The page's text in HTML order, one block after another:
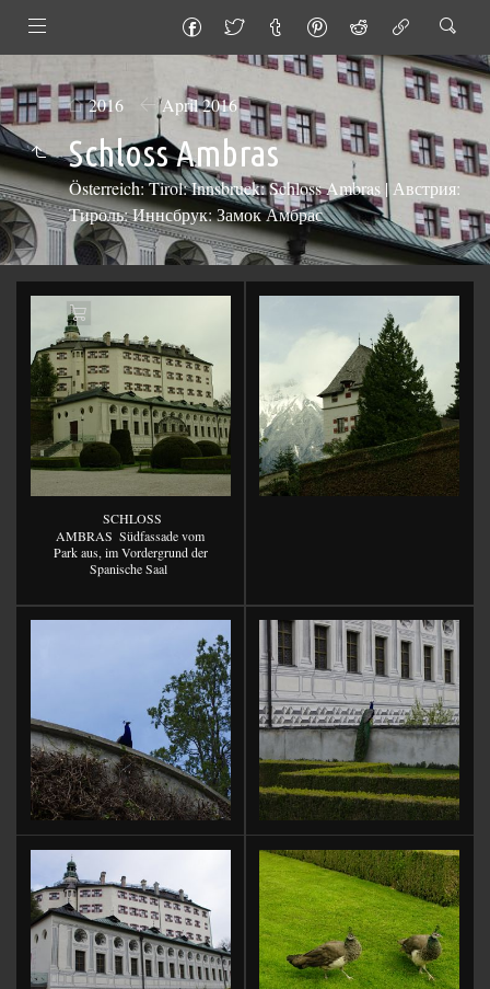
2016 April 2016
Schloss Ambras
Österreich: Tirol: Innsbruck: Schloss Ambras | Австрия:
Тироль: Иннсбрук: Замок Амбрас
Add
to
Cart
SCHLOSS
AMBRAS Südfassade vom
Park aus, im Vordergrund der
Spanische Saal